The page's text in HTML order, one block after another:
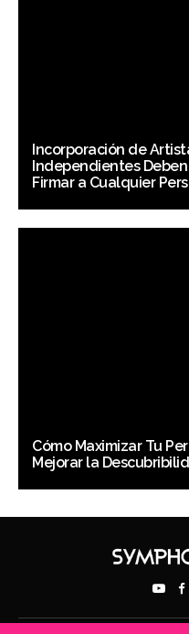
Incorporación de
Independientes
Firmar a Cualquier
Cómo Maximizar Tu
Mejorar la